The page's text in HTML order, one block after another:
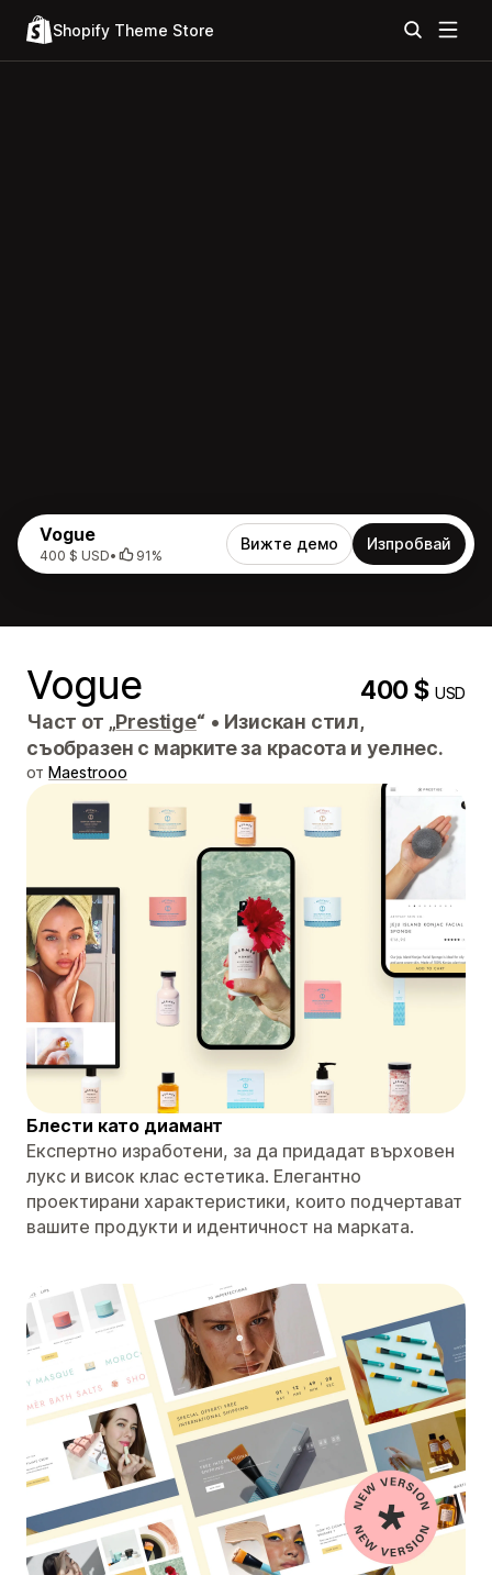
Shopify Theme Store
Vogue
400 $ USD• 91%
Вижте демо Изпробвай
Vogue 400 $USD
Част от „Prestige“ • Изискан стил,
съобразен с марките за красота и уелнес.
от Maestrooo
Блести като диамант
Експертно изработени, за да придадат върховен
лукс и висок клас естетика. Елегантно
проектирани характеристики, които подчертават
вашите продукти и идентичност на марката.